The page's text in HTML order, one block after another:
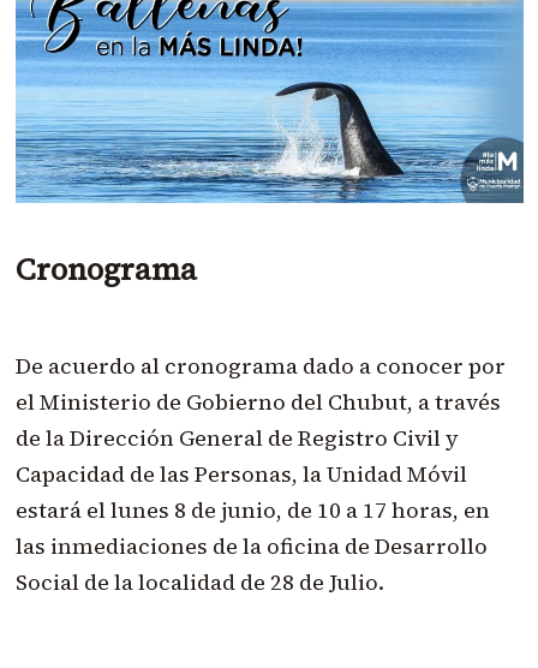
Cronograma
De acuerdo al cronograma dado a conocer por
el Ministerio de Gobierno del Chubut, a través
de la Dirección General de Registro Civil y
Capacidad de las Personas, la Unidad Móvil
estará el lunes 8 de junio, de 10 a 17 horas, en
las inmediaciones de la oficina de Desarrollo
Social de la localidad de 28 de Julio.